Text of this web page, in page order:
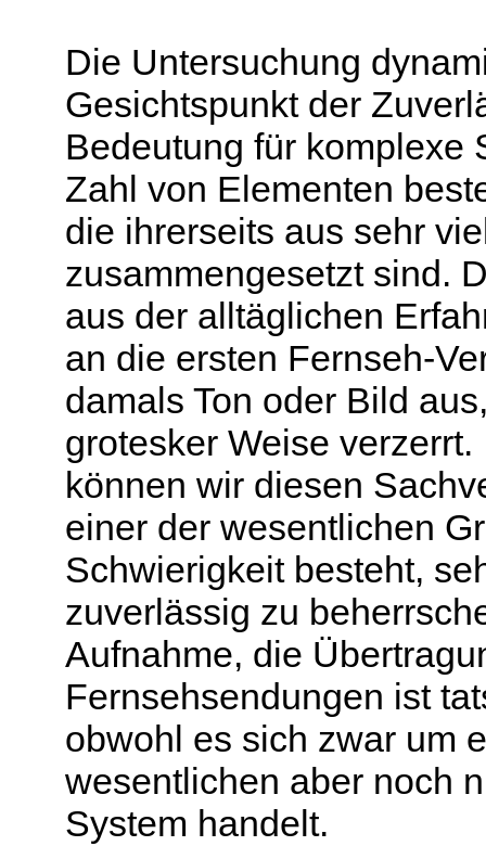
Die Untersuchung
Gesichtspunkt der
Bedeutung für komplexe
Zahl von Elementen
die ihrerseits aus sehr
zusammengesetzt sind.
aus der alltäglichen
an die ersten Fernseh-
damals Ton oder Bild
grotesker Weise
können wir diesen
einer der wesentlichen
Schwierigkeit besteht,
zuverlässig zu
Aufnahme, die
Fernsehsendungen ist
obwohl es sich zwar um
wesentlichen aber noch
System handelt.